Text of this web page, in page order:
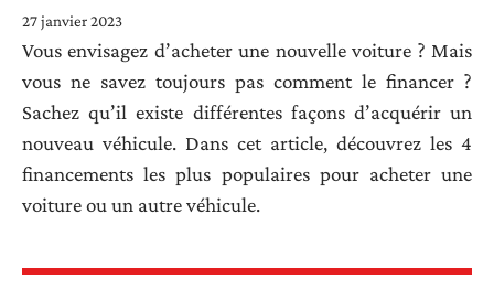
27 janvier 2023
Vous envisagez d’acheter une nouvelle voiture ? Mais
vous ne savez toujours pas comment le financer ?
Sachez qu’il existe différentes façons d’acquérir un
nouveau véhicule. Dans cet article, découvrez les 4
financements les plus populaires pour acheter une
voiture ou un autre véhicule.